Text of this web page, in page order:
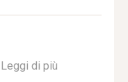
Leggi di più